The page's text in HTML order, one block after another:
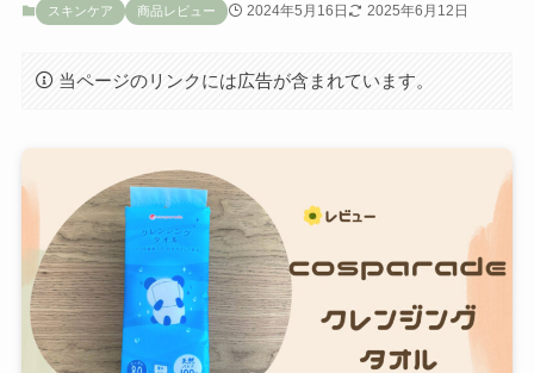
スキンケア 商品レビュー 2024年5月16日 2025年6月12日
当ページのリンクには広告が含まれています。